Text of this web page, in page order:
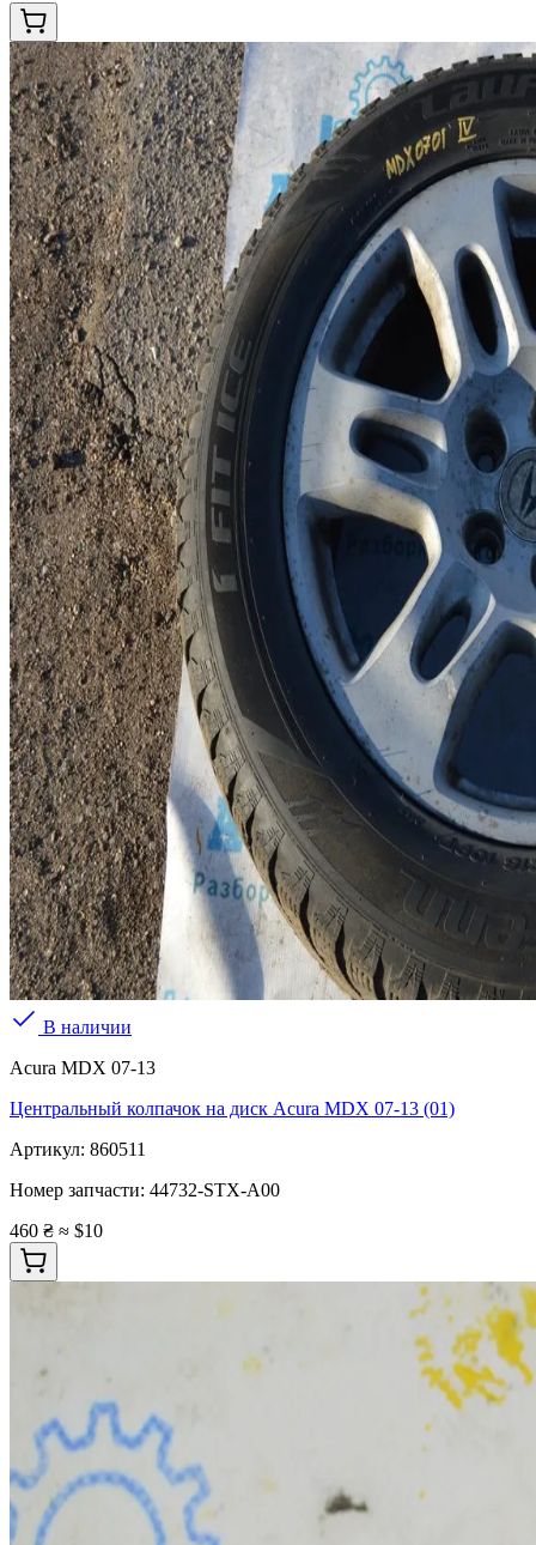
В наличии
Acura MDX 07-13
Центральный колпачок на диск Acura MDX 07-13 (01)
Артикул: 860511
Номер запчасти: 44732-STX-A00
460 ₴ ≈ $10